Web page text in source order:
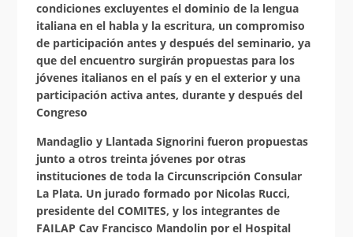
condiciones excluyentes el dominio de la lengua
italiana en el habla y la escritura, un compromiso
de participación antes y después del seminario, ya
que del encuentro surgirán propuestas para los
jóvenes italianos en el país y en el exterior y una
participación activa antes, durante y después del
Congreso
Mandaglio y Llantada Signorini fueron propuestas
junto a otros treinta jóvenes por otras
instituciones de toda la Circunscripción Consular
La Plata. Un jurado formado por Nicolas Rucci,
presidente del COMITES, y los integrantes de
FAILAP Cav Francisco Mandolin por el Hospital